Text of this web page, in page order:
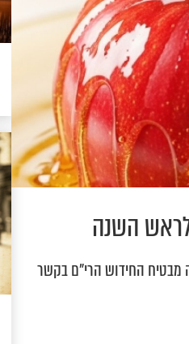
השנה
החידוש הרי"ם בקשר